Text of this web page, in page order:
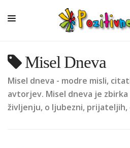
SKUPINE
MISLI
Misel Dneva
Misel dneva - modre misli,
avtorjev. Misel dneva je
življenju, o ljubezni, prijateljih,